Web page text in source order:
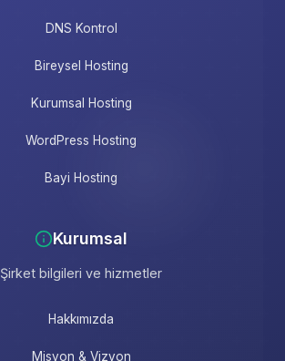
DNS Kontrol
Bireysel Hosting
Kurumsal Hosting
WordPress Hosting
Bayi Hosting
Kurumsal
Şirket bilgileri ve hizmetler
Hakkımızda
Misyon & Vizyon